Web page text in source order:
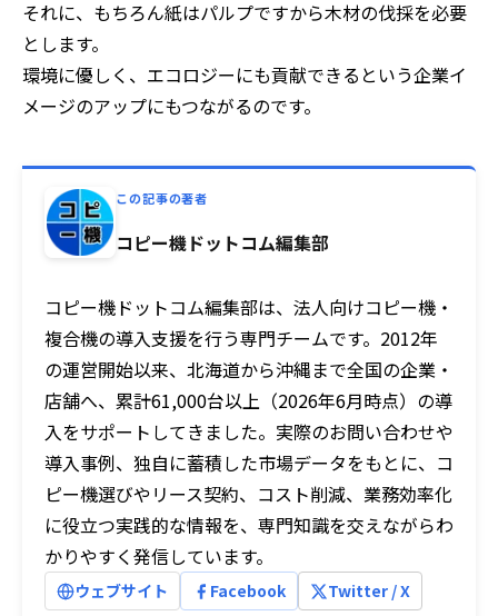
それに、もちろん紙はパルプですから木材の伐採を必要
とします。
環境に優しく、エコロジーにも貢献できるという企業イ
メージのアップにもつながるのです。
この記事の著者
コピー機ドットコム編集部
コピー機ドットコム編集部は、法人向けコピー機・
複合機の導入支援を行う専門チームです。2012年
の運営開始以来、北海道から沖縄まで全国の企業・
店舗へ、累計61,000台以上（2026年6月時点）の導
入をサポートしてきました。実際のお問い合わせや
導入事例、独自に蓄積した市場データをもとに、コ
ピー機選びやリース契約、コスト削減、業務効率化
に役立つ実践的な情報を、専門知識を交えながらわ
かりやすく発信しています。
ウェブサイト Facebook Twitter / X